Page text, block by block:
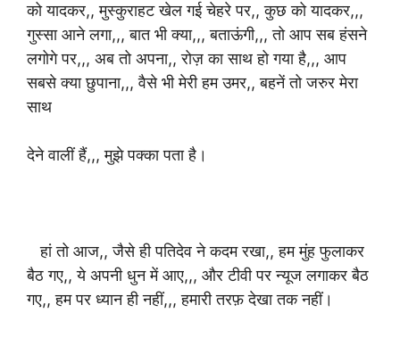
को यादकर,, मुस्कुराहट खेल गई चेहरे पर,, कुछ को यादकर,,,
गुस्सा आने लगा,,, बात भी क्या,,, बताऊंगी,,, तो आप सब हंसने
लगोगे पर,,, अब तो अपना,, रोज़ का साथ हो गया है,,, आप
सबसे क्या छुपाना,,, वैसे भी मेरी हम उमर,, बहनें तो जरुर मेरा
साथ
देने वालीं हैं,,, मुझे पक्का पता है।
हां तो आज,, जैसे ही पतिदेव ने कदम रखा,, हम मुंह फुलाकर
बैठ गए,, ये अपनी धुन में आए,,, और टीवी पर न्यूज लगाकर बैठ
गए,, हम पर ध्यान ही नहीं,,, हमारी तरफ़ देखा तक नहीं।